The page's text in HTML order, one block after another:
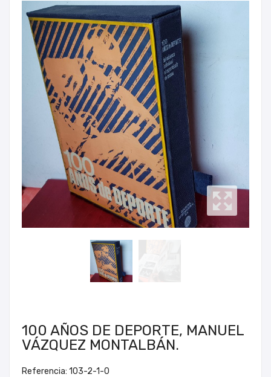
100 AÑOS DE DEPORTE, MANUEL
VÁZQUEZ MONTALBÁN.
Referencia: 103-2-1-0